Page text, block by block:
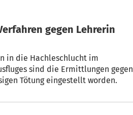
gegen Lehrerin
in die Hachleschlucht im
sind die Ermittlungen gegen
Tötung eingestellt worden.